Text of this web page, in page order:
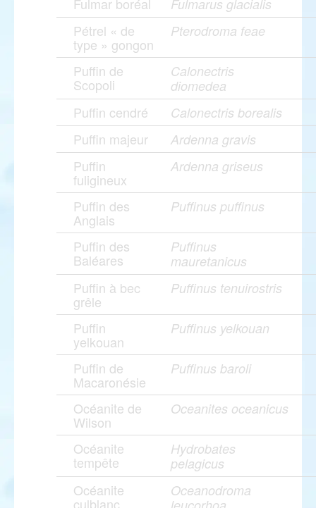
Fulmar boréal Fulmarus glacialis
Pétrel « de
type » gongon
Pterodroma feae
Puffin de
Scopoli
Calonectris
diomedea
Puffin cendré Calonectris borealis
Puffin majeur Ardenna gravis
Puffin
fuligineux
Ardenna griseus
Puffin des
Anglais
Puffinus puffinus
Puffin des
Baléares
Puffinus
mauretanicus
Puffin à bec
grêle
Puffinus tenuirostris
Puffin
yelkouan
Puffinus yelkouan
Puffin de
Macaronésie
Puffinus baroli
Océanite de
Wilson
Oceanites oceanicus
Océanite
tempête
Hydrobates
pelagicus
Océanite
culblanc
Oceanodroma